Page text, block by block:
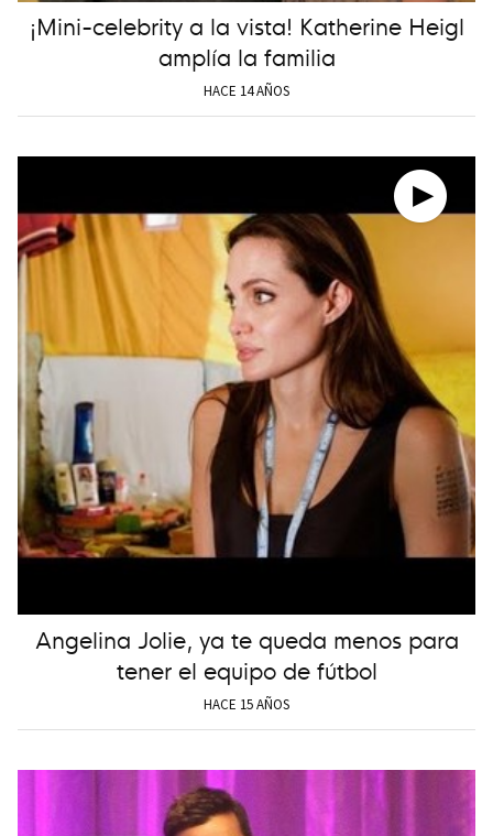
¡Mini-celebrity a la vista! Katherine Heigl
amplía la familia
HACE 14 AÑOS
Angelina Jolie, ya te queda menos para
tener el equipo de fútbol
HACE 15 AÑOS